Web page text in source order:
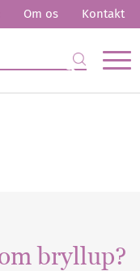
Om os Kontakt
bryllup?